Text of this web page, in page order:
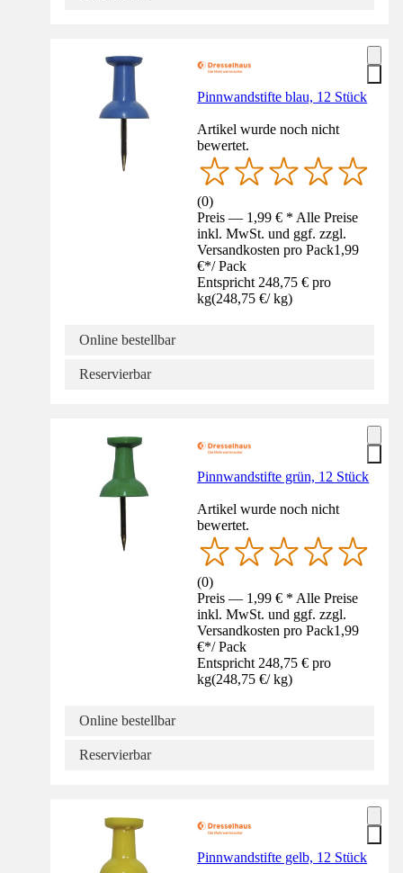
Pinnwandstifte blau, 12 Stück
Artikel wurde noch nicht
bewertet.
(0)
Preis — 1,99 € * Alle Preise
inkl. MwSt. und ggf. zzgl.
Versandkosten pro Pack1,99
€*/ Pack
Entspricht 248,75 € pro
kg(248,75 €/ kg)
Online bestellbar
Reservierbar
Pinnwandstifte grün, 12 Stück
Artikel wurde noch nicht
bewertet.
(0)
Preis — 1,99 € * Alle Preise
inkl. MwSt. und ggf. zzgl.
Versandkosten pro Pack1,99
€*/ Pack
Entspricht 248,75 € pro
kg(248,75 €/ kg)
Online bestellbar
Reservierbar
Pinnwandstifte gelb, 12 Stück